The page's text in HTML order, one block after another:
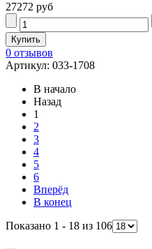
27272 руб
0 отзывов
Артикул: 033-1708
В начало
Назад
1
2
3
4
5
6
Вперёд
В конец
Показано 1 - 18 из 106